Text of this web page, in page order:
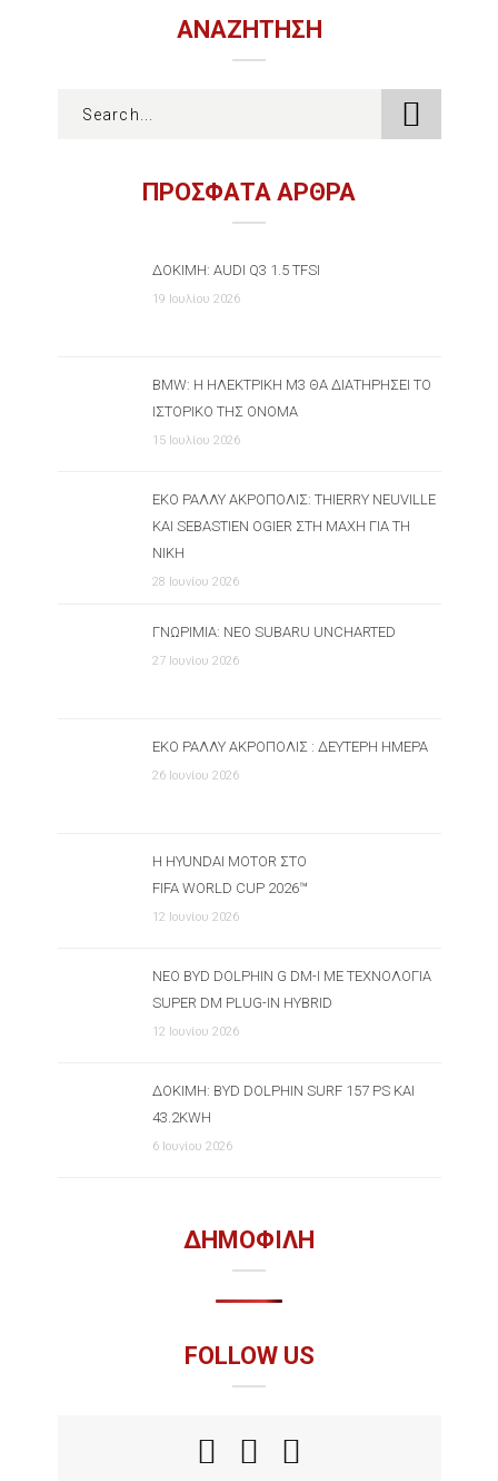
ΑΝΑΖΉΤΗΣΗ
ΠΡΟΣΦΑΤΑ ΑΡΘΡΑ
ΔΟΚΙΜΉ: AUDI Q3 1.5 TFSI
19 Ιουλίου 2026
BMW: Η ΗΛΕΚΤΡΙΚΉ M3 ΘΑ ΔΙΑΤΗΡΉΣΕΙ ΤΟ
ΙΣΤΟΡΙΚΌ ΤΗΣ ΌΝΟΜΑ
15 Ιουλίου 2026
ΕΚΟ ΡΆΛΛΥ ΑΚΡΌΠΟΛΙΣ: THIERRY NEUVILLE
ΚΑΙ SEBASTIEN OGIER ΣΤΗ ΜΆΧΗ ΓΙΑ ΤΗ
ΝΊΚΗ
28 Ιουνίου 2026
ΓΝΩΡΙΜΊΑ: ΝΈΟ SUBARU UNCHARTED
27 Ιουνίου 2026
ΕΚΟ ΡΆΛΛΥ ΑΚΡΌΠΟΛΙΣ : ΔΕΎΤΕΡΗ ΗΜΈΡΑ
26 Ιουνίου 2026
Η HYUNDAI MOTOR ΣΤΟ
FIFA WORLD CUP 2026™
12 Ιουνίου 2026
ΝΈΟ BYD DOLPHIN G DM-I ΜΕ ΤΕΧΝΟΛΟΓΊΑ
SUPER DM PLUG-IN HYBRID
12 Ιουνίου 2026
ΔΟΚΙΜΉ: BYD DOLPHIN SURF 157 PS ΚΑΙ
43.2KWH
6 Ιουνίου 2026
ΔΗΜΟΦΙΛΗ
FOLLOW US